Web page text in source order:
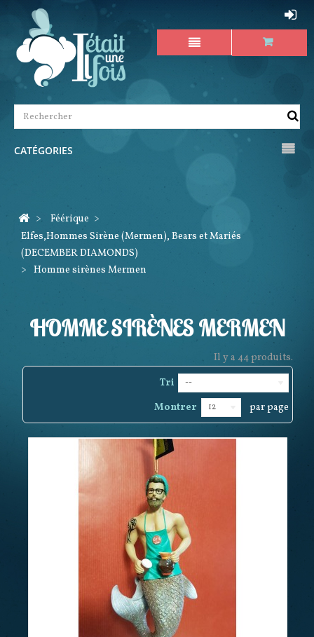
CATÉGORIES
> Féérique >
Elfes,Hommes Sirène (Mermen), Bears et Mariés
(DECEMBER DIAMONDS)
> Homme sirènes Mermen
HOMME SIRÈNES MERMEN
Il y a 44 produits.
Tri
--
Montrer 12 par page